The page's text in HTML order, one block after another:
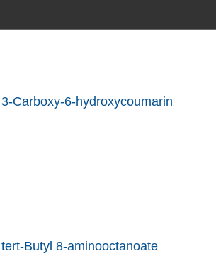
3-Carboxy-6-hydroxycoumarin
tert-Butyl 8-aminooctanoate